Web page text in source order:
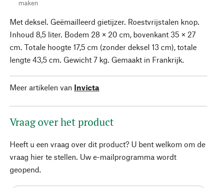
maken
Met deksel. Geëmailleerd gietijzer. Roestvrijstalen knop.
Inhoud 8,5 liter. Bodem 28 × 20 cm, bovenkant 35 × 27
cm. Totale hoogte 17,5 cm (zonder deksel 13 cm), totale
lengte 43,5 cm. Gewicht 7 kg. Gemaakt in Frankrijk.
Meer artikelen van Invicta
Vraag over het product
Heeft u een vraag over dit product? U bent welkom om de
vraag hier te stellen. Uw e-mailprogramma wordt
geopend.